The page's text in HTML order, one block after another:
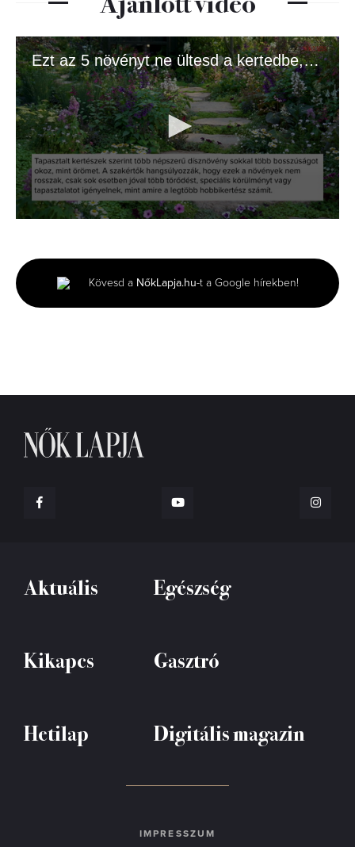
Ezt az 5 növényt ne ültesd a kertedbe, ha jót akarsz!
minute,
36
seconds
Kövesd a NőkLapja.hu-t a Google hírekben!
Aktuális Egészség
Kikapcs Gasztró
Hetilap Digitális magazin
IMPRESSZUM